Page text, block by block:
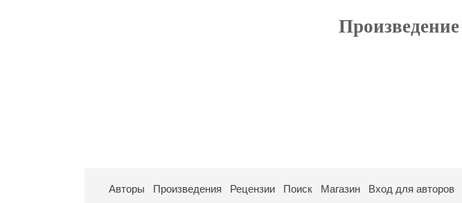
Авторы Произведения Рецензии Поиск Магазин Вход для авторов